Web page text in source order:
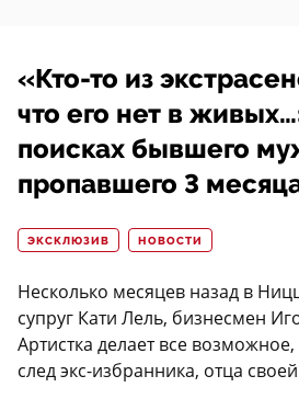
«Кто-то из
что его нет в
поисках бывшего
пропавшего 3
ЭКСКЛЮЗИВ НОВОСТИ
Несколько месяцев назад в
супруг Кати Лель, бизнесмен
Артистка делает все
след экс-избранника, отца